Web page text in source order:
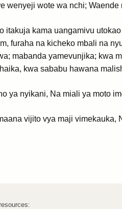
wenyeji wote wa nchi;
kama uangamivu
furaha na kicheko mbali na
mabanda yamevunjika; kwa
kwa sababu hawana
ya nyikani, Na miali ya moto
vijito vya maji vimekauka,